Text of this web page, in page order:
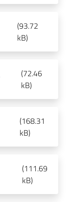
(93.72
kB)
(72.46
kB)
(168.31
kB)
(111.69
kB)